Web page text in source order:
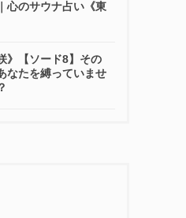
心のサウナ占い《東
》【ソード8】その
なたを縛っていませ